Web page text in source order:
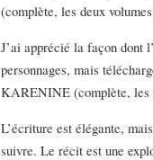
(complète, les deux
J’ai apprécié la façon dont
personnages, mais
KARENINE (complète, les
L’écriture est élégante,
suivre. Le récit est une